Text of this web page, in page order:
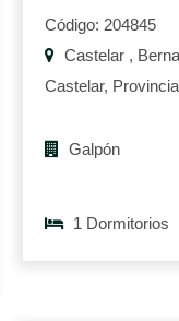
Código: 204845
Castelar ,
Castelar,
Galpón
1 Dormitorios